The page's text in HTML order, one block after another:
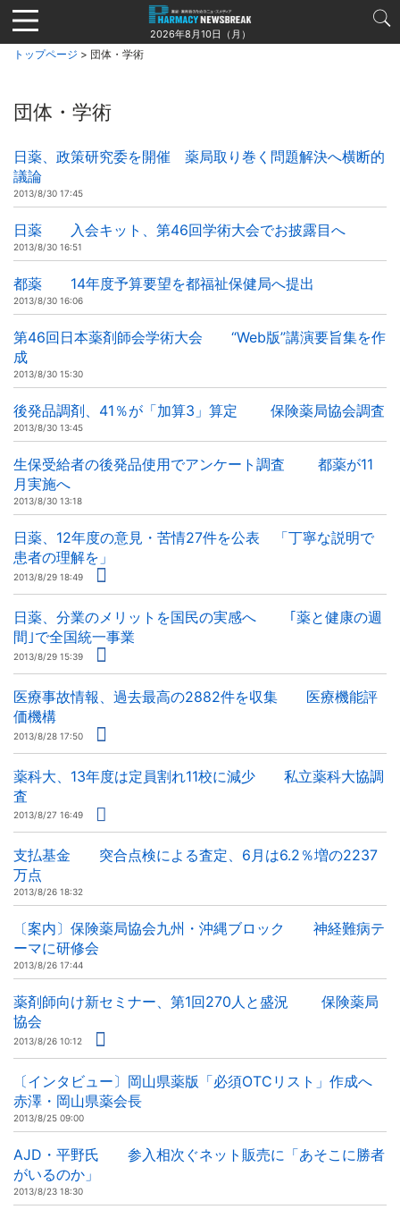
Jump
to
navigation
2026年8月10日（月）
トップページ > 団体・学術
団体・学術
日薬、政策研究委を開催 薬局取り巻く問題解決へ横断的
議論
2013/8/30 17:45
日薬 入会キット、第46回学術大会でお披露目へ
2013/8/30 16:51
都薬 14年度予算要望を都福祉保健局へ提出
2013/8/30 16:06
第46回日本薬剤師会学術大会 “Web版”講演要旨集を作
成
2013/8/30 15:30
後発品調剤、41％が「加算3」算定 保険薬局協会調査
2013/8/30 13:45
生保受給者の後発品使用でアンケート調査 都薬が11
月実施へ
2013/8/30 13:18
日薬、12年度の意見・苦情27件を公表 「丁寧な説明で
患者の理解を」
2013/8/29 18:49
日薬、分業のメリットを国民の実感へ ｢薬と健康の週
間｣で全国統一事業
2013/8/29 15:39
医療事故情報、過去最高の2882件を収集 医療機能評
価機構
2013/8/28 17:50
薬科大、13年度は定員割れ11校に減少 私立薬科大協調
査
2013/8/27 16:49
支払基金 突合点検による査定、6月は6.2％増の2237
万点
2013/8/26 18:32
〔案内〕保険薬局協会九州・沖縄ブロック 神経難病テ
ーマに研修会
2013/8/26 17:44
薬剤師向け新セミナー、第1回270人と盛況 保険薬局
協会
2013/8/26 10:12
〔インタビュー〕岡山県薬版「必須OTCリスト」作成へ
赤澤・岡山県薬会長
2013/8/25 09:00
AJD・平野氏 参入相次ぐネット販売に「あそこに勝者
がいるのか」
2013/8/23 18:30